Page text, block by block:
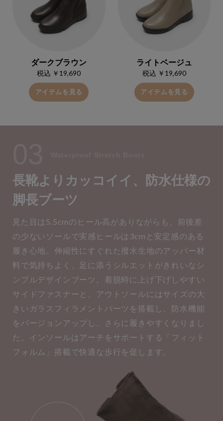
ダークブラウン
税込 ￥19,690
アイテムを見る
ライトベージュ
税込 ￥19,690
アイテムを見る
長靴よりカッコイイ、防水仕様の
脚長ブーツ
見た目は5.5cmのヒール高がありながらも、前後差
の少ないソールで実感ヒールは3cmと安定感のある
履き心地。伸縮性にすぐれた撥水生地のアッパー材
料で気持ちよく、足に添うシルエットがきれいなシ
ンプルデザインブーツ。着脱時に上げ下げしやすい
サイドファスナーと、アウトソールにはサイズの大
きいガラスフィラメントパーツを搭載し、防水機能
をバージョンアップし、さらに履きやすくなりまし
た。インソールはアーチをサポートする「フィット
フォルム」搭載で快適な歩行を促します。